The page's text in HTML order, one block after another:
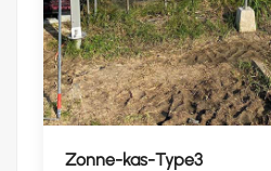
Zonne-kas-Type3